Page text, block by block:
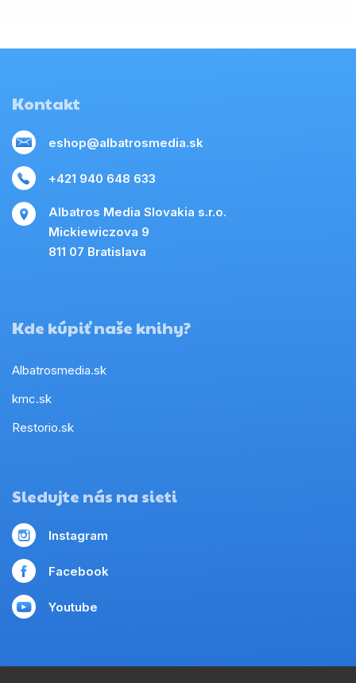
Kontakt
eshop@albatrosmedia.sk
+421 940 648 633
Albatros Media Slovakia s.r.o.
Mickiewiczova 9
811 07 Bratislava
Kde kúpiť naše knihy?
Albatrosmedia.sk
kmc.sk
Restorio.sk
Sledujte nás na sieti
Instagram
Facebook
Youtube